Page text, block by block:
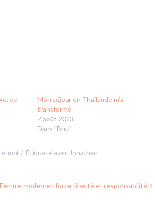
se
Mon séjour en Thaïlande m’a
transformé
7 août 2023
Dans "Brut"
moi Étiqueté avec Jonathan
Femme moderne : force, liberté et responsabilité